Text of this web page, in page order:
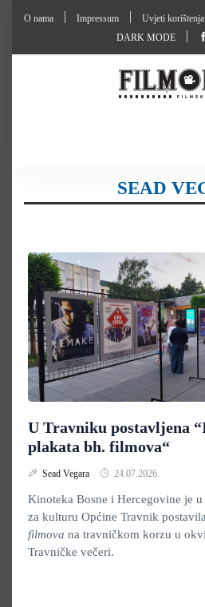
O nama Impressum Uvjeti korištenja
DARK MODE
SEAD
U Travniku postavljena
plakata bh. filmova“
Sead Vegara 24.07.2026.
Kinoteka Bosne i Hercegovine je u
za kulturu Općine Travnik postavila
filmova na travničkom korzu u
Travničke večeri.